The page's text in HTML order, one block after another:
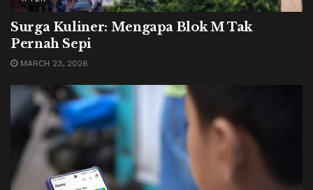
Surga Kuliner: Mengapa Blok M Tak
Pernah Sepi
MARCH 23, 2026